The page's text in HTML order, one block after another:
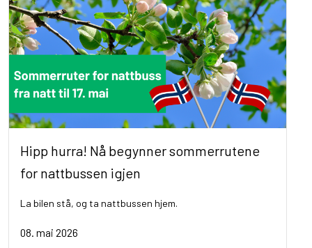
Hipp hurra! Nå begynner sommerrutene
for nattbussen igjen
La bilen stå, og ta nattbussen hjem.
08. mai 2026